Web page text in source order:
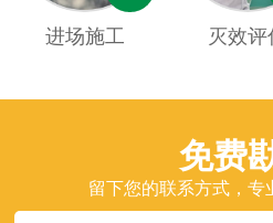
进场施工 灭效评
免费
留下您的联系方式，专